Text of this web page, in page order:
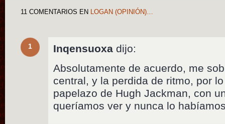
11 COMENTARIOS EN LOGAN (OPINIÓN)…
1 Inqensuoxa dijo:
Absolutamente de acuerdo, me
central, y la perdida de ritmo, por
papelazo de Hugh Jackman, con
queríamos ver y nunca lo